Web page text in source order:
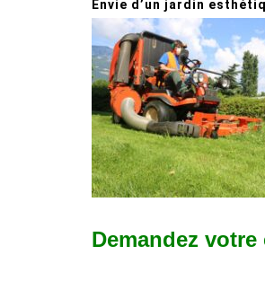
Envie d’un jardin
Demandez